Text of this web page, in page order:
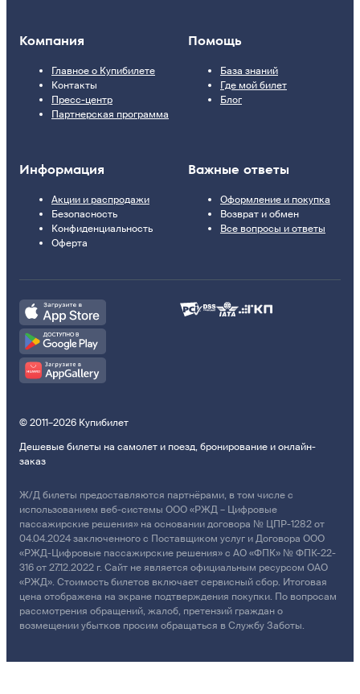
Компания
Главное о Купибилете
Контакты
Пресс-центр
Партнерская программа
Помощь
База знаний
Где мой билет
Блог
Информация
Акции и распродажи
Безопасность
Конфиденциальность
Оферта
Важные ответы
Оформление и покупка
Возврат и обмен
Все вопросы и ответы
© 2011–2026 Купибилет
Дешевые билеты на самолет и поезд, бронирование и онлайн-
заказ
Ж/Д билеты предоставляются партнёрами, в том числе с
использованием веб-системы ООО «РЖД – Цифровые
пассажирские решения» на основании договора № ЦПР-1282 от
04.04.2024 заключенного с Поставщиком услуг и Договора ООО
«РЖД-Цифровые пассажирские решения» с АО «ФПК» № ФПК-22-
316 от 27.12.2022 г. Сайт не является официальным ресурсом ОАО
«РЖД». Стоимость билетов включает сервисный сбор. Итоговая
цена отображена на экране подтверждения покупки. По вопросам
рассмотрения обращений, жалоб, претензий граждан о
возмещении убытков просим обращаться в Службу Заботы.